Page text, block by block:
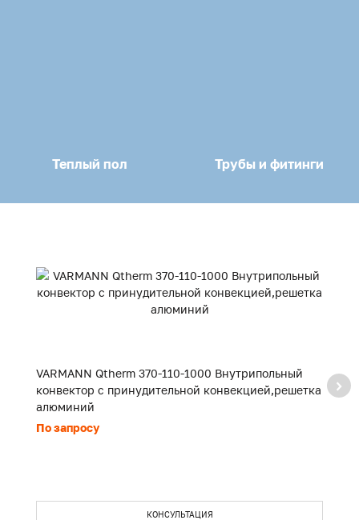
Теплый пол Трубы и фитинги
VARMANN Qtherm 370-110-1000 Внутрипольный
конвектор с принудительной конвекцией,решетка
алюминий
По запросу
КОНСУЛЬТАЦИЯ